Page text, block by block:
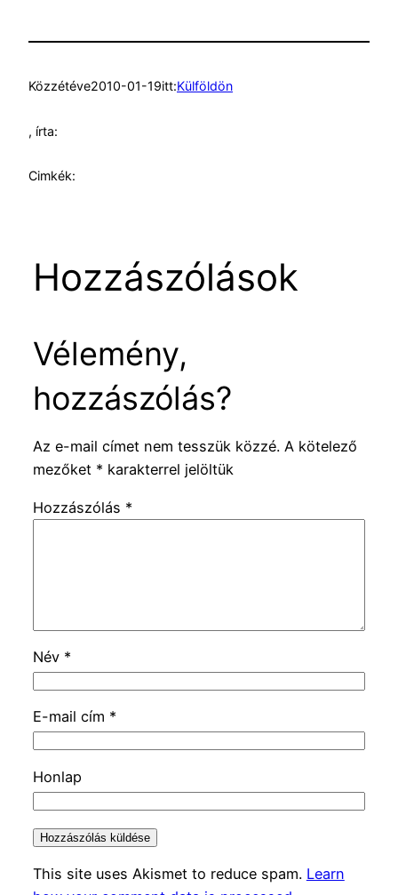
Közzétéve2010-01-19itt:Külföldön
, írta:
Cimkék:
Hozzászólások
Vélemény,
hozzászólás?
Az e-mail címet nem tesszük közzé. A kötelező
mezőket * karakterrel jelöltük
Hozzászólás *
Név *
E-mail cím *
Honlap
This site uses Akismet to reduce spam. Learn